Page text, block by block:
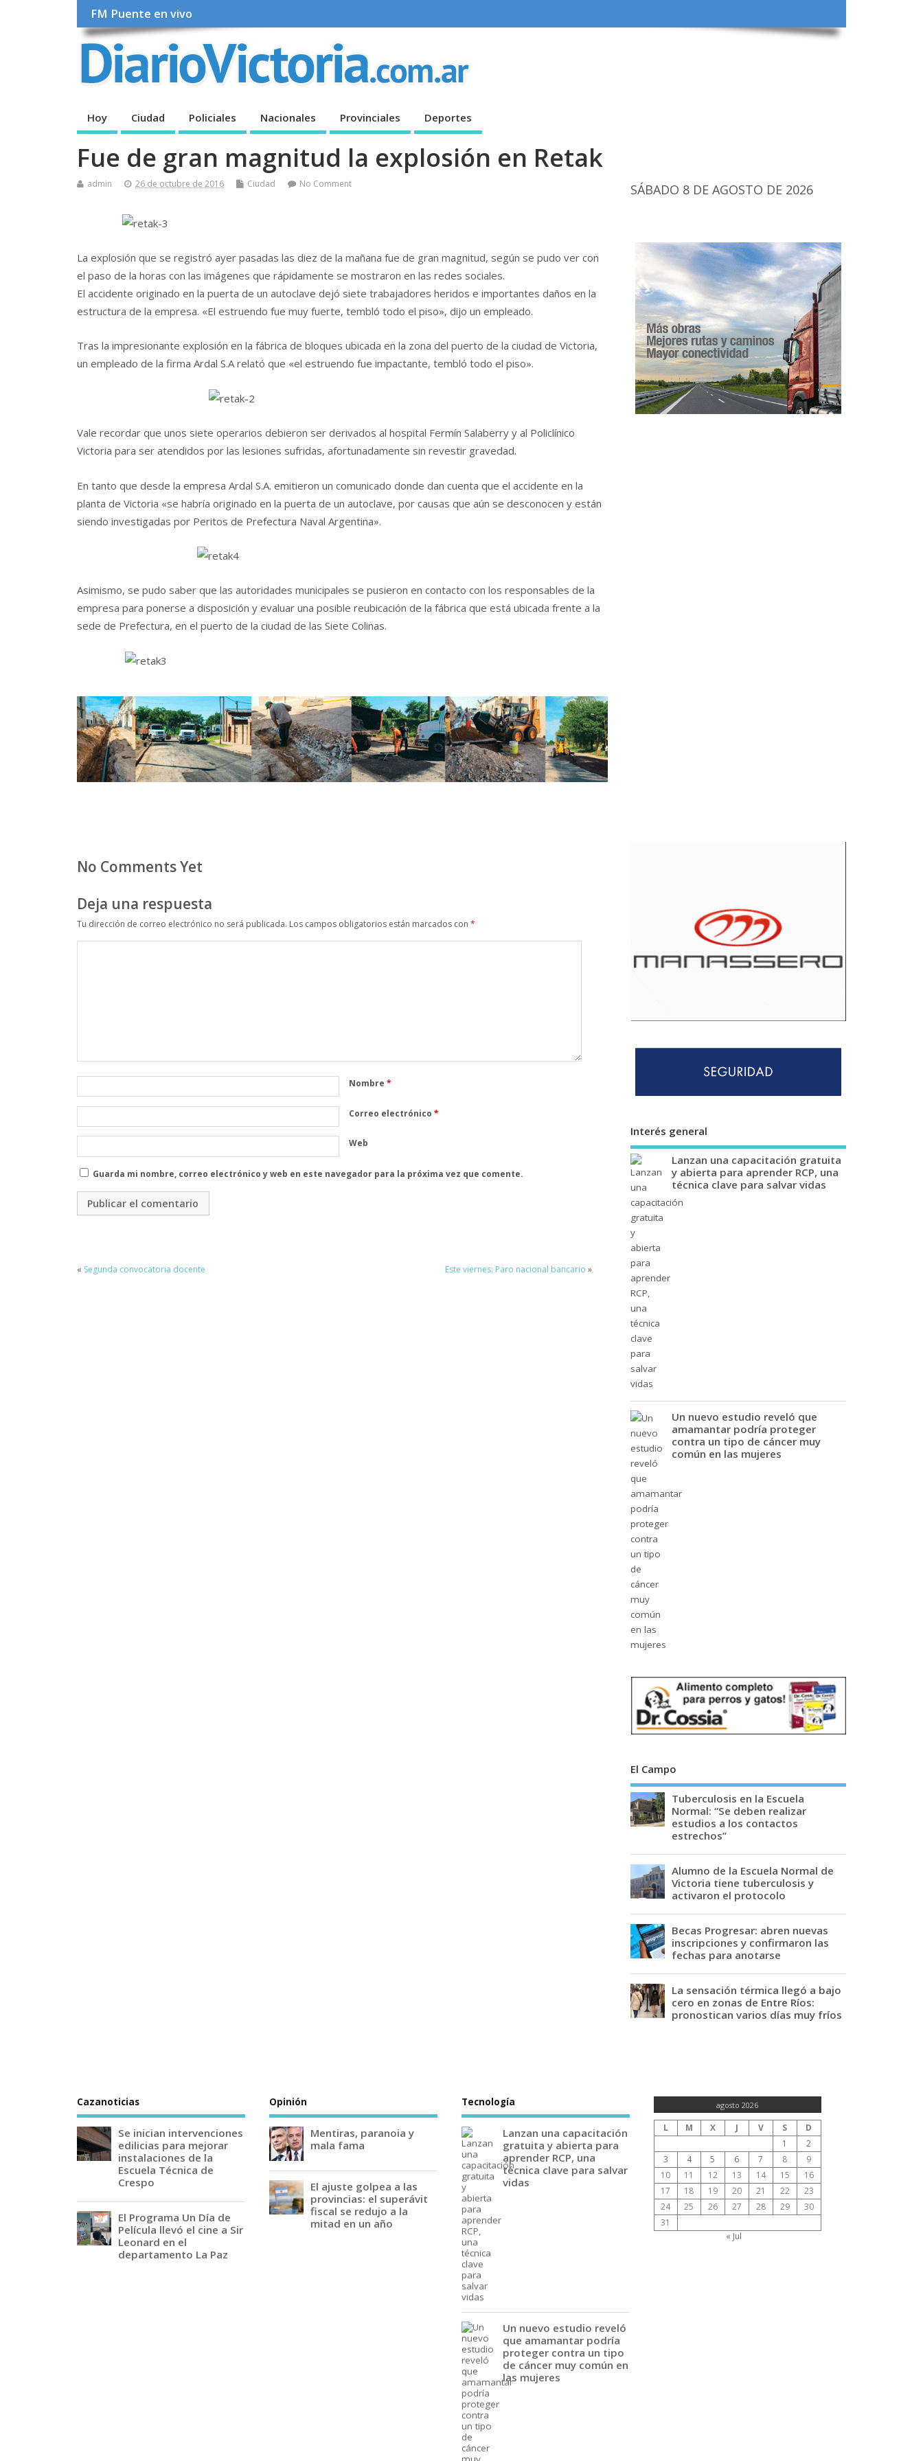
FM Puente en vivo
Hoy Ciudad Policiales Nacionales Provinciales Deportes
Fue de gran magnitud la explosión en Retak
admin 26 de octubre de 2016 Ciudad No Comment
La explosión que se registró ayer pasadas las diez de la mañana fue de gran magnitud, según se pudo ver con
el paso de la horas con las imágenes que rápidamente se mostraron en las redes sociales.
El accidente originado en la puerta de un autoclave dejó siete trabajadores heridos e importantes daños en la
estructura de la empresa. «El estruendo fue muy fuerte, tembló todo el piso», dijo un empleado.
Tras la impresionante explosión en la fábrica de bloques ubicada en la zona del puerto de la ciudad de Victoria,
un empleado de la firma Ardal S.A relató que «el estruendo fue impactante, tembló todo el piso».
Vale recordar que unos siete operarios debieron ser derivados al hospital Fermín Salaberry y al Policlínico
Victoria para ser atendidos por las lesiones sufridas, afortunadamente sin revestir gravedad.
En tanto que desde la empresa Ardal S.A. emitieron un comunicado donde dan cuenta que el accidente en la
planta de Victoria «se habría originado en la puerta de un autoclave, por causas que aún se desconocen y están
siendo investigadas por Peritos de Prefectura Naval Argentina».
Asimismo, se pudo saber que las autoridades municipales se pusieron en contacto con los responsables de la
empresa para ponerse a disposición y evaluar una posible reubicación de la fábrica que está ubicada frente a la
sede de Prefectura, en el puerto de la ciudad de las Siete Colinas.
No Comments Yet
Deja una respuesta
Tu dirección de correo electrónico no será publicada. Los campos obligatorios están marcados con *
Nombre *
Correo electrónico *
Web
Guarda mi nombre, correo electrónico y web en este navegador para la próxima vez que comente.
« Segunda convocatoria docente Este viernes: Paro nacional bancario »
SÁBADO 8 DE AGOSTO DE 2026
Interés general
Lanzan una capacitación gratuita
y abierta para aprender RCP, una
técnica clave para salvar vidas
Un nuevo estudio reveló que
amamantar podría proteger
contra un tipo de cáncer muy
común en las mujeres
El Campo
Tuberculosis en la Escuela
Normal: “Se deben realizar
estudios a los contactos
estrechos”
Alumno de la Escuela Normal de
Victoria tiene tuberculosis y
activaron el protocolo
Becas Progresar: abren nuevas
inscripciones y confirmaron las
fechas para anotarse
La sensación térmica llegó a bajo
cero en zonas de Entre Ríos:
pronostican varios días muy fríos
Cazanoticias
Se inician intervenciones
edilicias para mejorar
instalaciones de la
Escuela Técnica de
Crespo
El Programa Un Día de
Película llevó el cine a Sir
Leonard en el
departamento La Paz
Opinión
Mentiras, paranoia y
mala fama
El ajuste golpea a las
provincias: el superávit
fiscal se redujo a la
mitad en un año
Tecnología
Lanzan una capacitación
gratuita y abierta para
aprender RCP, una
técnica clave para salvar
vidas
Un nuevo estudio reveló
que amamantar podría
proteger contra un tipo
de cáncer muy común en
las mujeres
agosto 2026
L M X J V S
D
1
2
3
4 5 6 7 8
9
10
11 12 13 14 15
16
17
18 19 20 21 22
23
24
25 26 27 28 29
30
31
« Jul